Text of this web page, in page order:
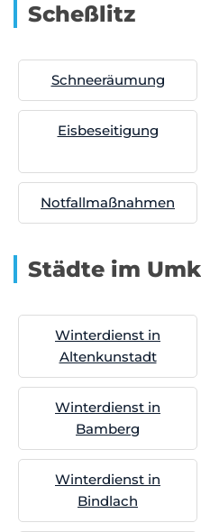
Scheßlitz
Schneeräumung
Eisbeseitigung
Notfallmaßnahmen
Städte im
Winterdienst in
Altenkunstadt
Winterdienst in
Bamberg
Winterdienst in
Bindlach